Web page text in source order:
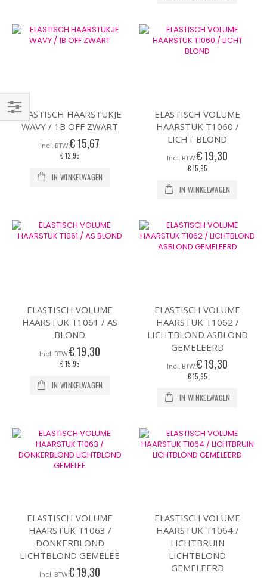
ELASTISCH HAARSTUKJE
WAVY / 1B OFF ZWART
€ 15,67
€ 12,95
IN WINKELWAGEN
ELASTISCH VOLUME
HAARSTUK T1060 /
LICHT BLOND
€ 19,30
€ 15,95
IN WINKELWAGEN
ELASTISCH VOLUME
HAARSTUK T1061 / AS
BLOND
€ 19,30
€ 15,95
IN WINKELWAGEN
ELASTISCH VOLUME
HAARSTUK T1062 /
LICHTBLOND ASBLOND
GEMELEERD
€ 19,30
€ 15,95
IN WINKELWAGEN
ELASTISCH VOLUME
HAARSTUK T1063 /
DONKERBLOND
LICHTBLOND GEMELEE
€ 19,30
ELASTISCH VOLUME
HAARSTUK T1064 /
LICHTBRUIN
LICHTBLOND
GEMELEERD
Filteren